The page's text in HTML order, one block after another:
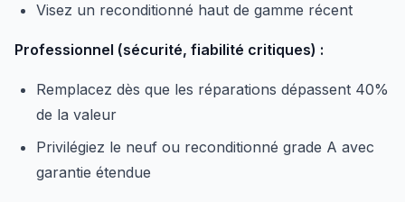
Visez un reconditionné haut de gamme récent
Professionnel (sécurité, fiabilité critiques) :
Remplacez dès que les réparations dépassent 40%
de la valeur
Privilégiez le neuf ou reconditionné grade A avec
garantie étendue